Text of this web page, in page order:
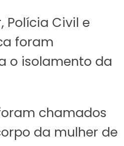
Polícia Civil e
foram
o isolamento da
chamados
da mulher de